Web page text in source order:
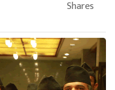
Shares